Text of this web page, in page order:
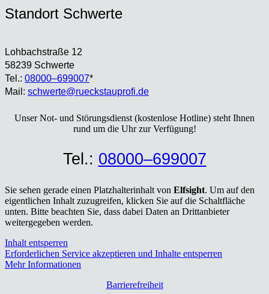
Stand­ort Schwer­te
Loh­bach­stra­ße 12
58239 Schwer­te
Tel.: 08000–699007*
Mail: schwerte@rueckstauprofi.de
Unser Not- und Stö­rungs­dienst (kos­ten­lo­se Hot­line) steht Ihnen
rund um die Uhr zur Ver­fü­gung!
Tel.: 08000–699007
Sie sehen gerade einen Platzhalterinhalt von Elfsight. Um auf den
eigentlichen Inhalt zuzugreifen, klicken Sie auf die Schaltfläche
unten. Bitte beachten Sie, dass dabei Daten an Drittanbieter
weitergegeben werden.
Inhalt entsperren
Erforderlichen Service akzeptieren und Inhalte entsperren
Mehr Informationen
Bar­rie­re­frei­heit